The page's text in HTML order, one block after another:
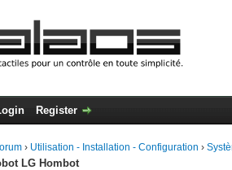
Register
› Utilisation - Installation - Configuration ›
LG Hombot